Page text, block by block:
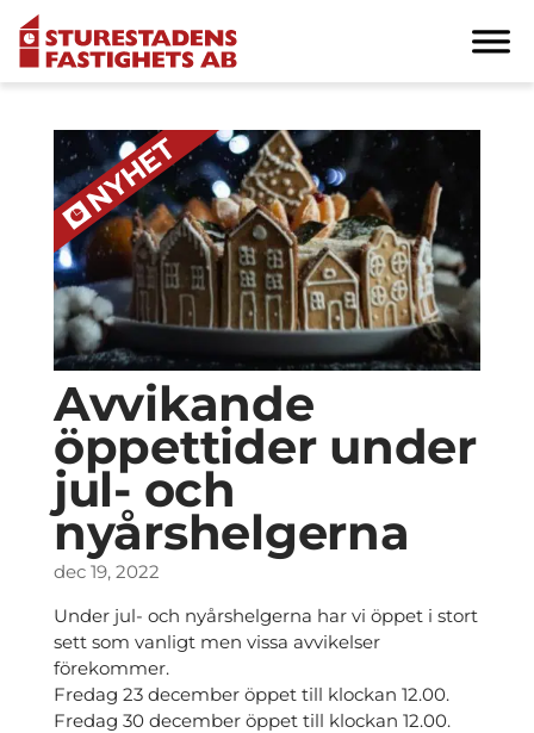
Avvikande
öppettider under
jul- och
nyårshelgerna
dec 19, 2022
Under jul- och nyårshelgerna har vi öppet i stort
sett som vanligt men vissa avvikelser
förekommer.
Fredag 23 december öppet till klockan 12.00.
Fredag 30 december öppet till klockan 12.00.